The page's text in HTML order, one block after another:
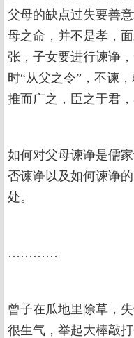
父母的缺点过失要善
母之命，并不是孝，
张，子女要进行谏诤
时“从父之令”，不谏
推而广之，臣之于君，
如何对父母谏诤是儒
否谏诤以及如何谏诤
处。
…………
曾子在瓜地里除草，
很生气，举起大棒敲